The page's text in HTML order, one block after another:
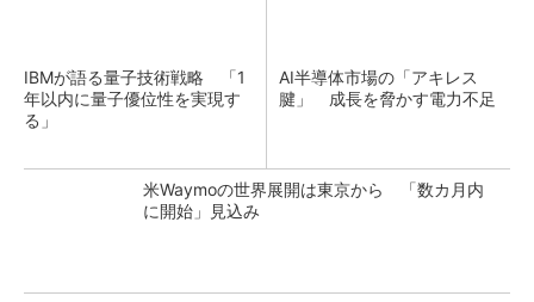
IBMが語る量子技術戦略 「1
年以内に量子優位性を実現す
る」
AI半導体市場の「アキレス
腱」 成長を脅かす電力不足
米Waymoの世界展開は東京から 「数カ月内
に開始」見込み